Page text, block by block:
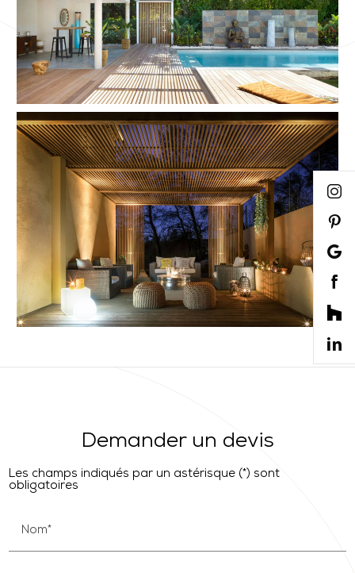
Demander un devis
Les champs indiqués par un astérisque (*) sont
obligatoires
Nom*